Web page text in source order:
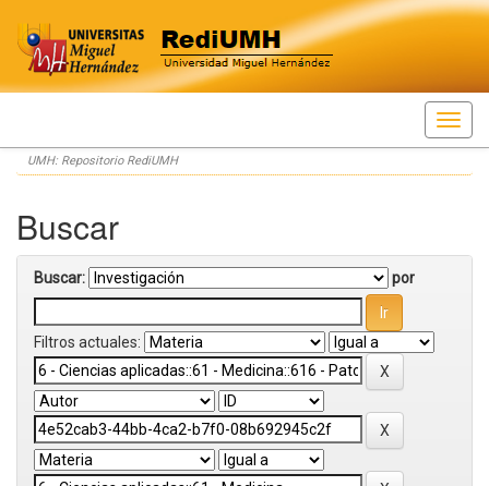
Skip
navigation
UMH: Repositorio RediUMH
Buscar
Buscar: por
Filtros actuales: